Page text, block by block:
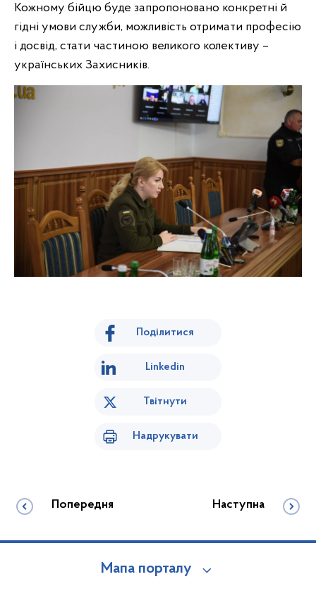
Кожному бійцю буде запропоновано конкретні й
гідні умови служби, можливість отримати професію
і досвід, стати частиною великого колективу –
українських Захисників.
Поділитися
Linkedin
Твітнути
Надрукувати
Попередня Наступна
Мапа порталу